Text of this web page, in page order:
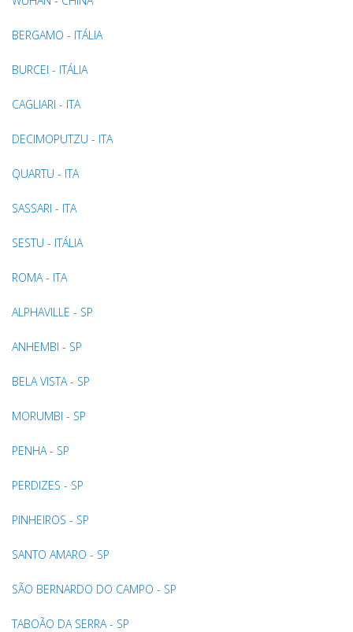
BERGAMO - ITÁLIA
BURCEI - ITÁLIA
CAGLIARI - ITA
DECIMOPUTZU - ITA
QUARTU - ITA
SASSARI - ITA
SESTU - ITÁLIA
ROMA - ITA
ALPHAVILLE - SP
ANHEMBI - SP
BELA VISTA - SP
MORUMBI - SP
PENHA - SP
PERDIZES - SP
PINHEIROS - SP
SANTO AMARO - SP
SÃO BERNARDO DO CAMPO - SP
TABOÃO DA SERRA - SP